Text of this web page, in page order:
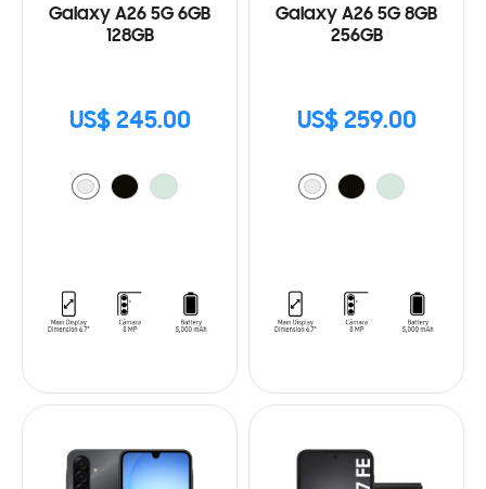
Galaxy A26 5G 6GB
128GB
US$ 245.00
Galaxy A26 5G 8GB
256GB
US$ 259.00